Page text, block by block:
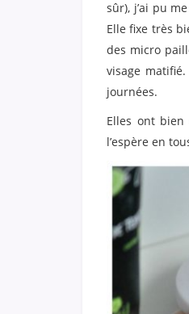
sûr), j’ai pu
Elle fixe très
des micro
visage
journées.
Elles ont
l’espère en